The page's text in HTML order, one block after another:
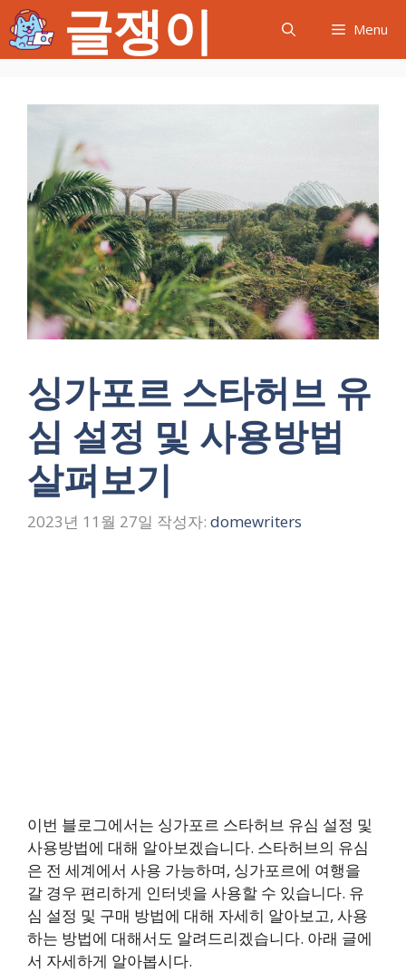
텐
츠
글쟁이 Menu
싱가포르 스타허브 유
심 설정 및 사용방법
살펴보기
2023년 11월 27일 작성자: domewriters
이번 블로그에서는 싱가포르 스타허브 유심 설정 및
사용방법에 대해 알아보겠습니다. 스타허브의 유심
은 전 세계에서 사용 가능하며, 싱가포르에 여행을
갈 경우 편리하게 인터넷을 사용할 수 있습니다. 유
심 설정 및 구매 방법에 대해 자세히 알아보고, 사용
하는 방법에 대해서도 알려드리겠습니다. 아래 글에
서 자세하게 알아봅시다.